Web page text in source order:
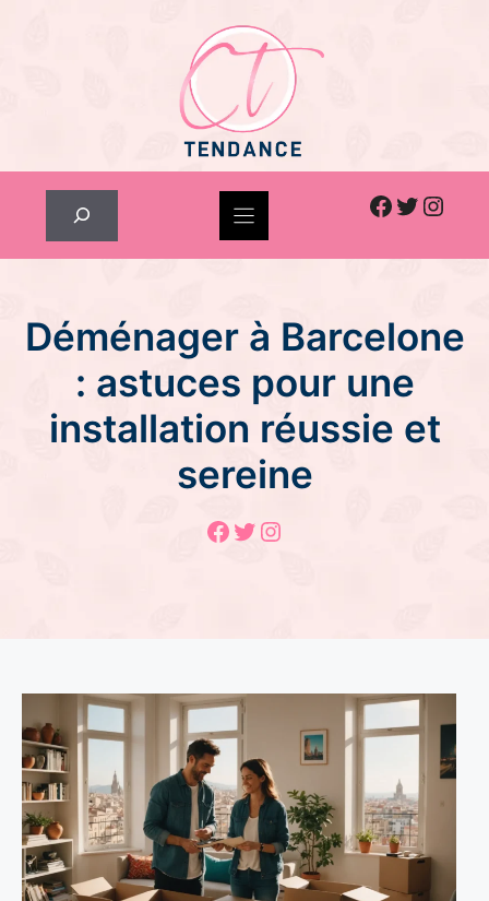
Facebook
Twitter
Déménager à Barcelone
: astuces pour une
installation réussie et
sereine
Facebook
Twitter
Instagram